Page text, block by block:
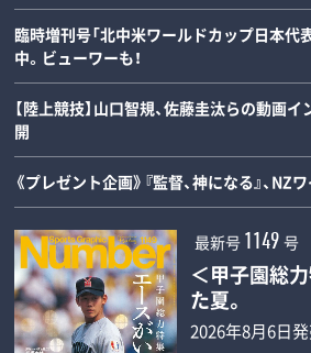
臨時増刊号「北中米ワールドカップ日本代
中。ビューワーも！
【陸上競技】山口智規、佐藤圭汰らの動画
開
《プレゼント企画》『監督、神になる』、NZ
最新号 1149 号
＜甲子園総
た夏。
2026年8月6日